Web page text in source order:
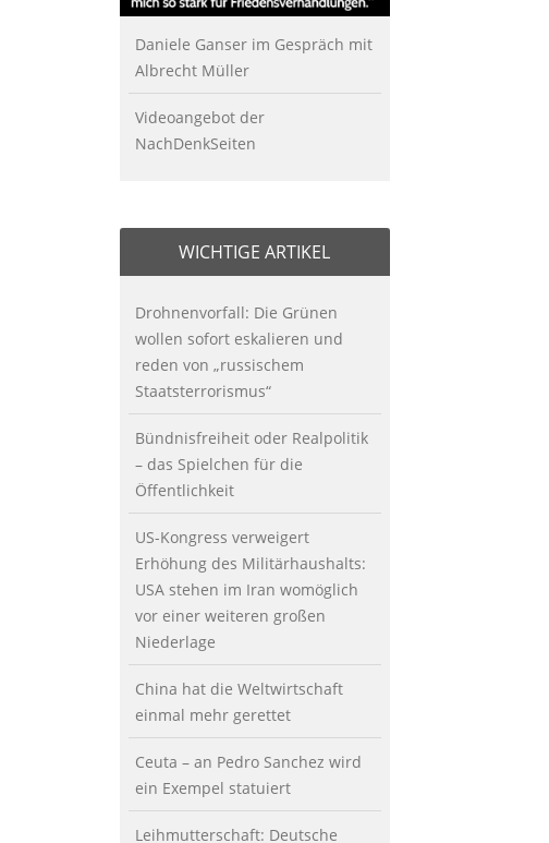
Daniele Ganser im Gespräch mit
Albrecht Müller
Videoangebot der
NachDenkSeiten
WICHTIGE ARTIKEL
Drohnenvorfall: Die Grünen
wollen sofort eskalieren und
reden von „russischem
Staatsterrorismus“
Bündnisfreiheit oder Realpolitik
– das Spielchen für die
Öffentlichkeit
US-Kongress verweigert
Erhöhung des Militärhaushalts:
USA stehen im Iran womöglich
vor einer weiteren großen
Niederlage
China hat die Weltwirtschaft
einmal mehr gerettet
Ceuta – an Pedro Sanchez wird
ein Exempel statuiert
Leihmutterschaft: Deutsche